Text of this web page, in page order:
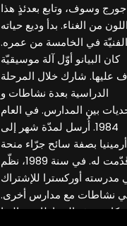
جورج وسوف، وتابع بعدئذٍ هذا
اللون من الغناء. بدأ وديع حياته
الفنيّة في الخامسة من عمره.
كان البيانو أوّل آلة موسيقيّة
عليها. شارك خلال المرحلة
الدراسية بعدة نشاطات و
بين المدارس. في العام
1984. أُرسل لمدّة شهر إلى
أرمينيا بصفة سائح جرّاء منحة
قُدّمت له. في سنة 1989، نظّم
مدرسته أوركسترا للإشتراك
نشاطات مع مدارس أخرى.
وكانت هذه النشاطات بغالبها